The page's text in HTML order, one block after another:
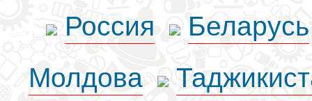
Россия
Беларусь
Молдова